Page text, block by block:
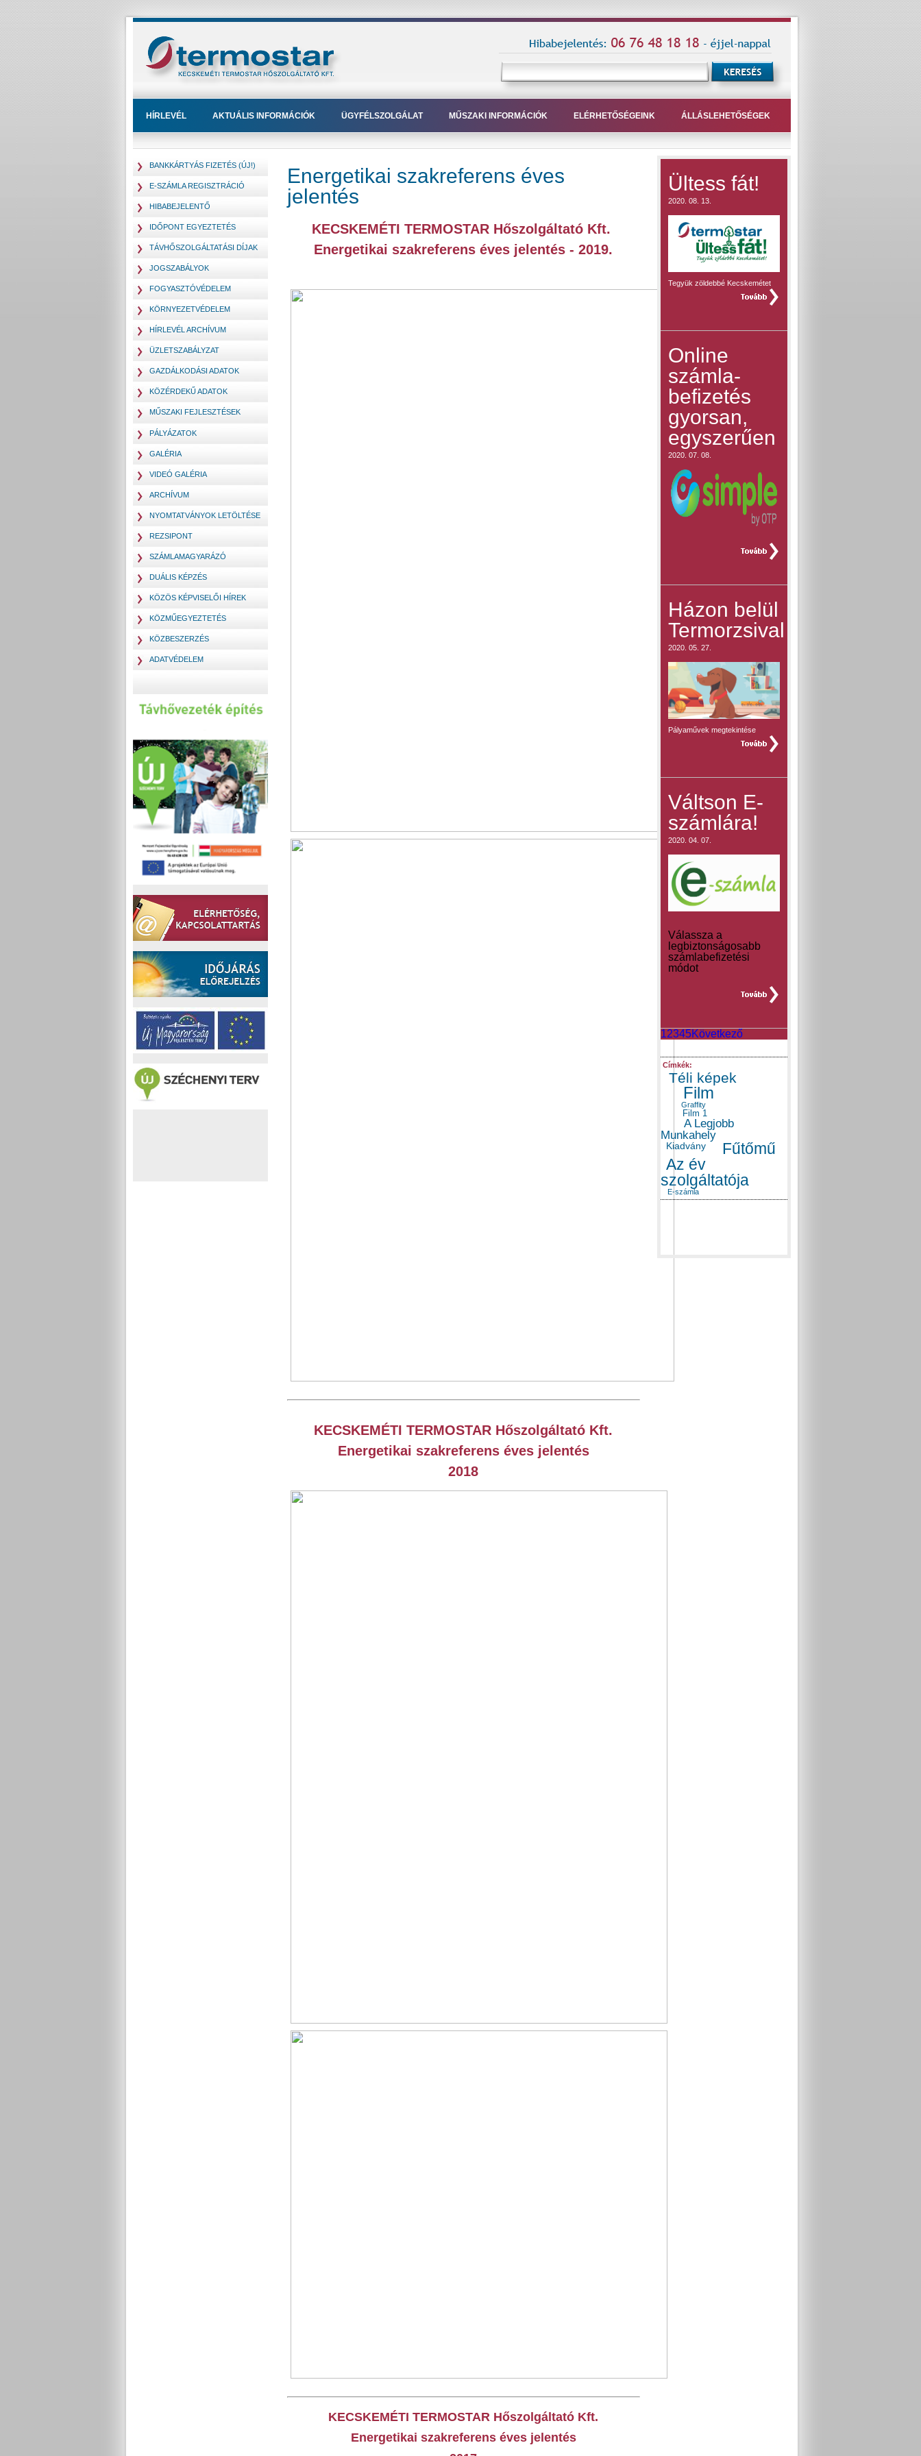
HÍRLEVÉL AKTUÁLIS INFORMÁCIÓK ÜGYFÉLSZOLGÁLAT MŰSZAKI INFORMÁCIÓK ELÉRHETŐSÉGEINK ÁLLÁSLEHETŐSÉGEK
BANKKÁRTYÁS FIZETÉS (ÚJ!)
E-SZÁMLA REGISZTRÁCIÓ
HIBABEJELENTŐ
IDŐPONT EGYEZTETÉS
TÁVHŐSZOLGÁLTATÁSI DÍJAK
JOGSZABÁLYOK
FOGYASZTÓVÉDELEM
KÖRNYEZETVÉDELEM
HÍRLEVÉL ARCHÍVUM
ÜZLETSZABÁLYZAT
GAZDÁLKODÁSI ADATOK
KÖZÉRDEKŰ ADATOK
MŰSZAKI FEJLESZTÉSEK
PÁLYÁZATOK
GALÉRIA
VIDEÓ GALÉRIA
ARCHÍVUM
NYOMTATVÁNYOK LETÖLTÉSE
REZSIPONT
SZÁMLAMAGYARÁZÓ
DUÁLIS KÉPZÉS
KÖZÖS KÉPVISELŐI HÍREK
KÖZMŰEGYEZTETÉS
KÖZBESZERZÉS
ADATVÉDELEM
Energetikai szakreferens éves
jelentés
KECSKEMÉTI TERMOSTAR Hőszolgáltató Kft.
Energetikai szakreferens éves jelentés - 2019.
KECSKEMÉTI TERMOSTAR Hőszolgáltató Kft.
Energetikai szakreferens éves jelentés
2018
KECSKEMÉTI TERMOSTAR Hőszolgáltató Kft.
Energetikai szakreferens éves jelentés
Ültess fát!
2020. 08. 13.
Tegyük zöldebbé Kecskemétet
teljes hír »
Online
számla-
befizetés
gyorsan,
egyszerűen
2020. 07. 08.
Házon belül
Termorzsival
2020. 05. 27.
Pályaművek megtekintése
Váltson E-
számlára!
2020. 04. 07.
Válassza a
legbiztonságosabb
számlabefizetési
módot
12345Következő
Címkék:
Téli képek
Film
Graffity
Film 1
A Legjobb
Munkahely
Kiadvány
Fűtőmű
Az év
szolgáltatója
E-számla